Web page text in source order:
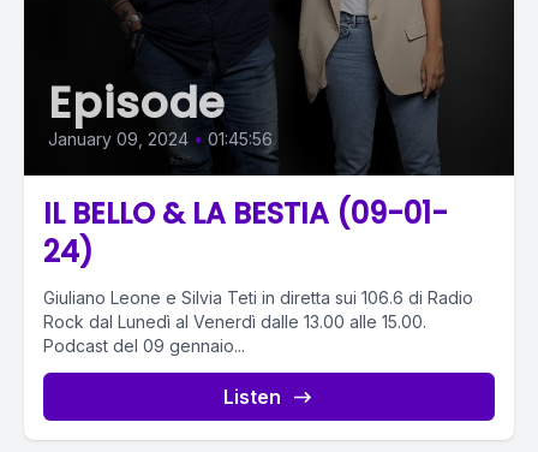
Episode
January 09, 2024 • 01:45:56
IL BELLO & LA BESTIA (09-01-
24)
Giuliano Leone e Silvia Teti in diretta sui 106.6 di Radio
Rock dal Lunedì al Venerdì dalle 13.00 alle 15.00.
Podcast del 09 gennaio...
Listen
Episode 0